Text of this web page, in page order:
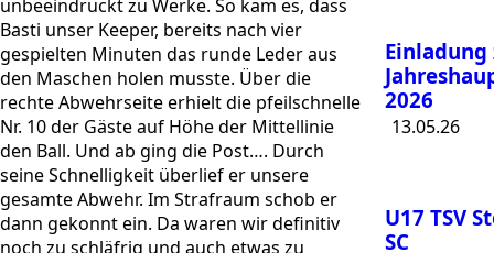
unbeeindruckt zu Werke. So kam es, dass
Basti unser Keeper, bereits nach vier
gespielten Minuten das runde Leder aus
den Maschen holen musste. Über die
rechte Abwehrseite erhielt die pfeilschnelle
Nr. 10 der Gäste auf Höhe der Mittellinie
den Ball. Und ab ging die Post…. Durch
seine Schnelligkeit überlief er unsere
gesamte Abwehr. Im Strafraum schob er
dann gekonnt ein. Da waren wir definitiv
noch zu schläfrig und auch etwas zu
Einladung
2026
13.05.26
U17 TSV
SC